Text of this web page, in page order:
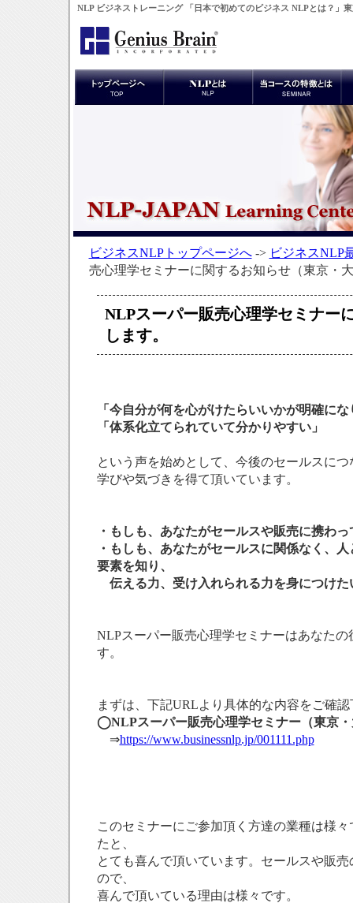
NLP ビジネストレーニング 「日本で初めてのビジネス NLPとは？」
ビジネスNLPトップページへ-> ビジネスNLP
売心理学セミナーに関するお知らせ（東京・
NLPスーパー販売心理学セミナー
します。
「今自分が何を心がけたらいいかが明確に
「体系化立てられていて分かりやすい」
という声を始めとして、今後のセールスにつ
学びや気づきを得て頂いています。
・もしも、あなたがセールスや販売に携わ
・もしも、あなたがセールスに関係なく、
要素を知り、
伝える力、受け入れられる力を身につけた
NLPスーパー販売心理学セミナーはあなた
す。
まずは、下記URLより具体的な内容をご確認
◯NLPスーパー販売心理学セミナー（東京
⇒https://www.businessnlp.jp/001111.php
このセミナーにご参加頂く方達の業種は様
たと、
とても喜んで頂いています。セールスや販
ので、
喜んで頂いている理由は様々です。